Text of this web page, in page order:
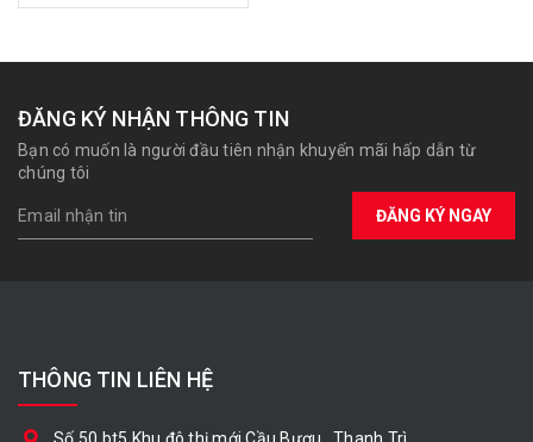
ĐĂNG KÝ NHẬN THÔNG TIN
Bạn có muốn là người đầu tiên nhận khuyến mãi hấp dẫn từ
chúng tôi
ĐĂNG KÝ NGAY
THÔNG TIN LIÊN HỆ